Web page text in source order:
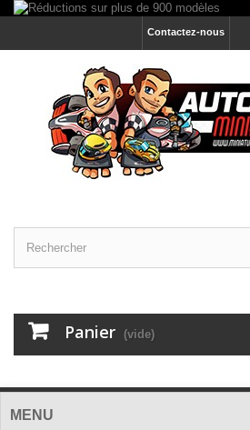
Contactez-nous
Panier (vide)
MENU